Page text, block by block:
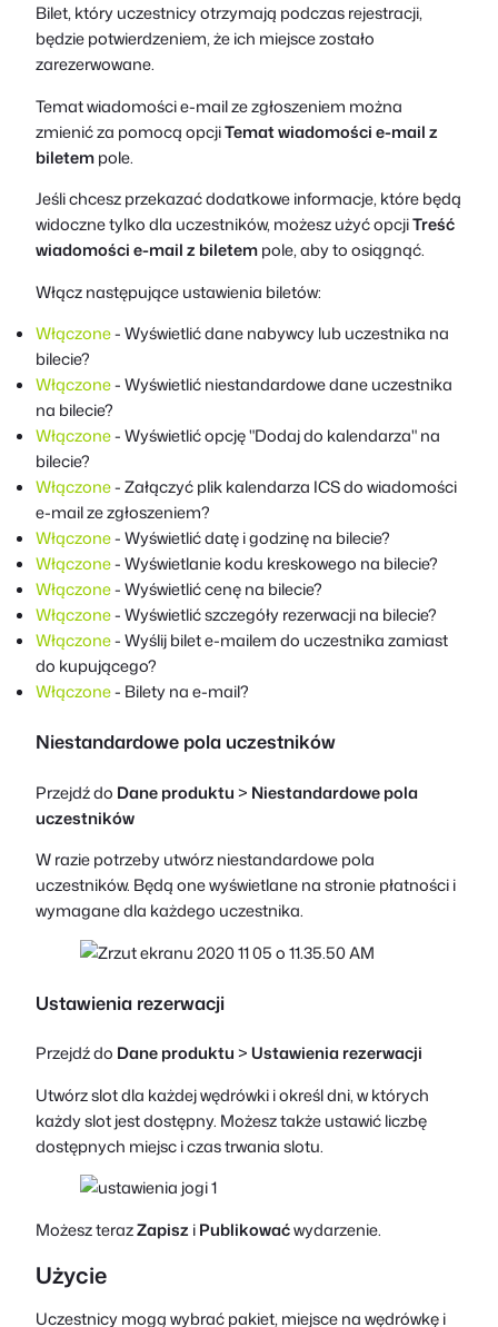
Bilet, który uczestnicy otrzymają podczas rejestracji,
będzie potwierdzeniem, że ich miejsce zostało
zarezerwowane.
Temat wiadomości e-mail ze zgłoszeniem można
zmienić za pomocą opcjiTemat wiadomości e-mail z
biletempole.
Jeśli chcesz przekazać dodatkowe informacje, które będą
widoczne tylko dla uczestników, możesz użyć opcjiTreść
wiadomości e-mail z biletempole, aby to osiągnąć.
Włącz następujące ustawienia biletów:
Włączone- Wyświetlić dane nabywcy lub uczestnika na
bilecie?
Włączone- Wyświetlić niestandardowe dane uczestnika
na bilecie?
Włączone- Wyświetlić opcję "Dodaj do kalendarza" na
bilecie?
Włączone- Załączyć plik kalendarza ICS do wiadomości
e-mail ze zgłoszeniem?
Włączone- Wyświetlić datę i godzinę na bilecie?
Włączone- Wyświetlanie kodu kreskowego na bilecie?
Włączone- Wyświetlić cenę na bilecie?
Włączone- Wyświetlić szczegóły rezerwacji na bilecie?
Włączone- Wyślij bilet e-mailem do uczestnika zamiast
do kupującego?
Włączone- Bilety na e-mail?
Niestandardowe pola uczestników
Przejdź do Dane produktu> Niestandardowe pola
uczestników
W razie potrzeby utwórz niestandardowe pola
uczestników. Będą one wyświetlane na stronie płatności i
wymagane dla każdego uczestnika.
Ustawienia rezerwacji
Przejdź do Dane produktu>Ustawienia rezerwacji
Utwórz slot dla każdej wędrówki i określ dni, w których
każdy slot jest dostępny. Możesz także ustawić liczbę
dostępnych miejsc i czas trwania slotu.
Możesz terazZapisz iPublikowaćwydarzenie.
Użycie
Uczestnicy mogą wybrać pakiet, miejsce na wędrówkę i